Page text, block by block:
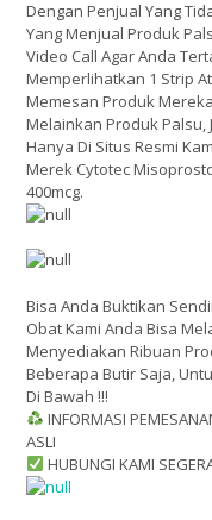
Dengan Penjual Yang
Yang Menjual Produk
Video Call Agar Anda
Memperlihatkan 1 Strip
Memesan Produk
Melainkan Produk Palsu,
Hanya Di Situs Resmi
Merek Cytotec
400mcg.
Bisa Anda Buktikan
Obat Kami Anda Bisa
Menyediakan Ribuan
Beberapa Butir Saja,
Di Bawah !!!
INFORMASI
ASLI
HUBUNGI KAMI